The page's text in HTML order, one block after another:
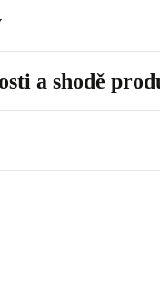
a shodě